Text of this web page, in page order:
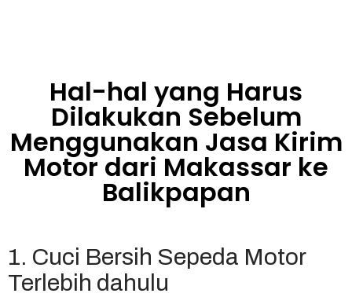
Hal-hal yang Harus
Dilakukan Sebelum
Menggunakan Jasa Kirim
Motor dari Makassar ke
Balikpapan
1. Cuci Bersih Sepeda Motor
Terlebih dahulu